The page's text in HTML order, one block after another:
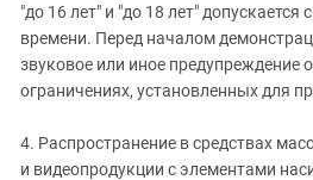
"до 16 лет" и "до 18 лет" допускается
времени. Перед началом
звуковое или иное предупреждение
ограничениях, установленных для
4. Распространение в средствах
и видеопродукции с элементами